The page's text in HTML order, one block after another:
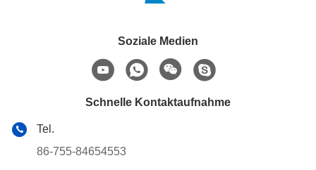
Soziale Medien
Schnelle Kontaktaufnahme
Tel.
86-755-84654553